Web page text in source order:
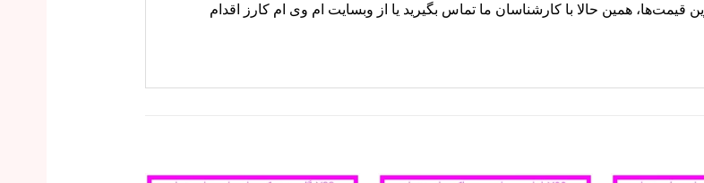
راست ام وی ام 110 و اطلاع از آخرین قیمت‌ها، همین حالا با کارشناسان ما تماس بگیرید یا از وبسایت ام وی ام کارز اقدام